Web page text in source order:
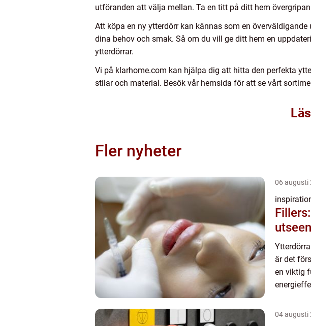
utföranden att välja mellan. Ta en titt på ditt hem
Att köpa en ny ytterdörr kan kännas som en
dina behov och smak. Så om du vill ge ditt hem en
ytterdörrar.
Vi på klarhome.com kan hjälpa dig att hitta den perfekta
stilar och material. Besök vår hemsida för att se vårt
Fler nyheter
06 augusti
är det
en viktig
04 augusti